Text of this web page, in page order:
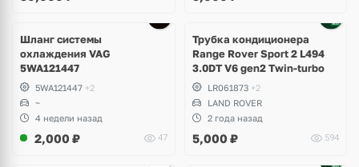
Шланг системы
охлаждения VAG
5WA121447
5WA121447 +2
~
4 недели назад
2,000 ₽ 47
Трубка кондиционера
Range Rover Sport 2 L494
3.0DT V6 gen2 Twin-turbo
LR061873 +2
LAND ROVER
2 года назад
5,000 ₽ 594